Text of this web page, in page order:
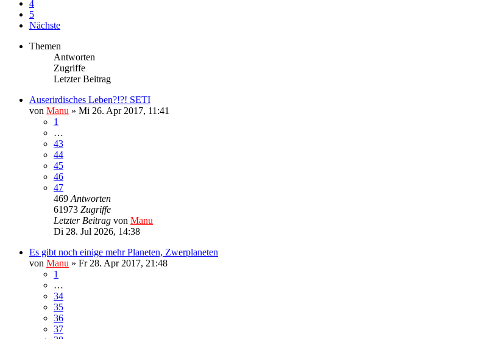
4
5
Nächste
Themen
Antworten
Zugriffe
Letzter Beitrag
Auserirdisches Leben?!?! SETI
von Manu » Mi 26. Apr 2017, 11:41
1
…
43
44
45
46
47
469 Antworten
61973 Zugriffe
Letzter Beitrag von Manu
Di 28. Jul 2026, 14:38
Es gibt noch einige mehr Planeten, Zwerplaneten
von Manu » Fr 28. Apr 2017, 21:48
1
…
34
35
36
37